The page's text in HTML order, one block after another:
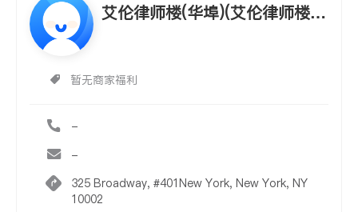
艾伦律师楼(华埠)(艾伦律师楼 A
暂无商家福利
-
-
325 Broadway, #401New York, New York, NY
10002